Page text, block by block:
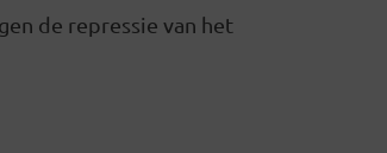
de repressie van het